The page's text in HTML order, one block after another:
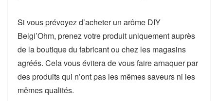
Si vous prévoyez d’acheter un arôme DIY
Belgi’Ohm, prenez votre produit uniquement auprès
de la boutique du fabricant ou chez les magasins
agréés. Cela vous évitera de vous faire arnaquer par
des produits qui n’ont pas les mêmes saveurs ni les
mêmes qualités.